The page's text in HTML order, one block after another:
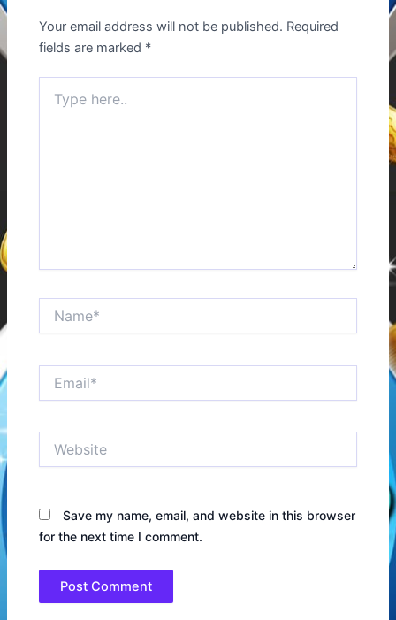
Your email address will not be published. Required
fields are marked *
here..
Save my name, email, and website in this browser
for the next time I comment.